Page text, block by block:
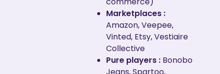
Marketplaces :
Amazon, Veepee,
Vinted, Etsy, Vestiaire
Collective
Pure players :Bonobo
Jeans, Spartoo,